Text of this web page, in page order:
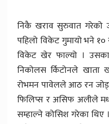
निकै खराव सुरुवात गरेको
पहिलो विकेट गुमायो भने १०
विकेट खेर फाल्यो ।
निकोलस र्किटोनले
रोभमन पावेलले आठ रन
फिलिप्स र असिफ अलीले
सम्हाल्ने कोसिश गरेका